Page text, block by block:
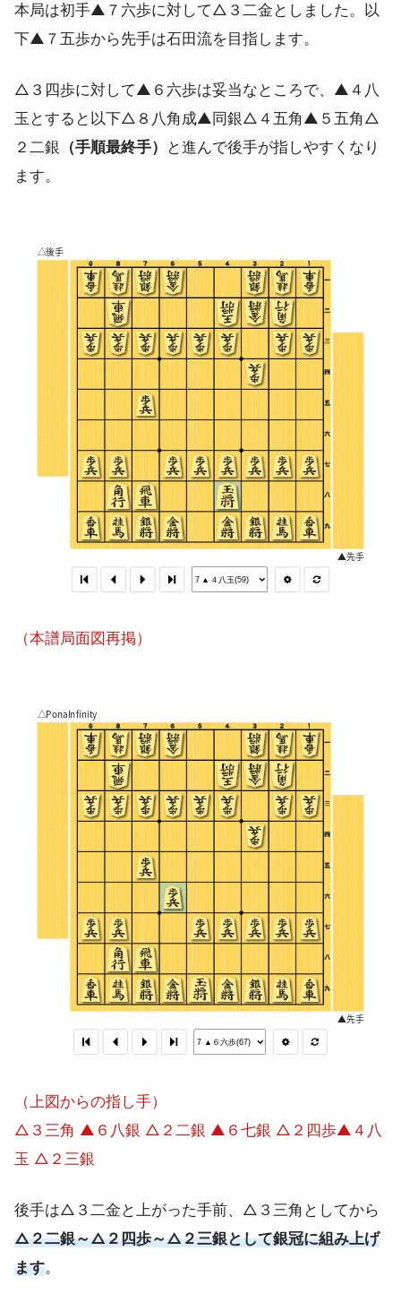
本局は初手▲７六歩に対して△３二金としました。以
下▲７五歩から先手は石田流を目指します。
△３四歩に対して▲６六歩は妥当なところで、▲４八
玉とすると以下△８八角成▲同銀△４五角▲５五角△
２二銀 （手順最終手）
と進んで後手が指しやすくなり
ます。
（本譜局面図再掲）
（上図からの指し手）
△３三角 ▲６八銀 △２二銀 ▲６七銀 △２四歩▲４八
玉 △２三銀
後手は△３二金と上がった手前、△３三角としてから
△２二銀～△２四歩～△２三銀として銀冠に組み上げ
ます。